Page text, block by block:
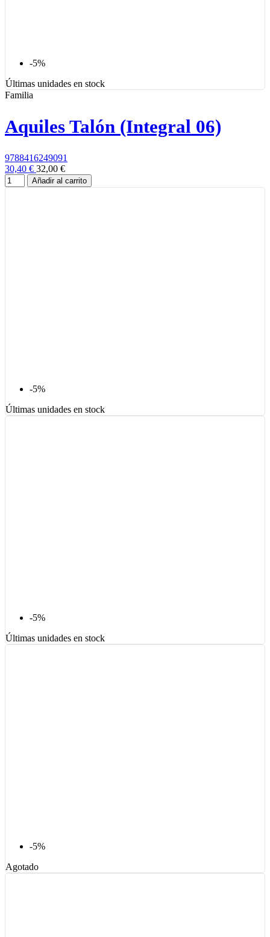
-5%
Últimas unidades en stock
Familia
Aquiles Talón (Integral 06)
9788416249091
30,40 € 32,00 €
Añadir al carrito
-5%
Últimas unidades en stock
-5%
Últimas unidades en stock
-5%
Agotado